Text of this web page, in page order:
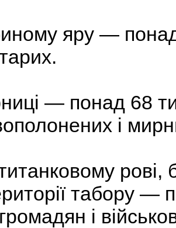
яру — понад
— понад 68
і
рові,
табору —
і